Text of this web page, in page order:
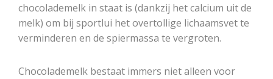
chocolademelk in staat is (dankzij het calcium uit de
melk) om bij sportlui het overtollige lichaamsvet te
verminderen en de spiermassa te vergroten.
Chocolademelk bestaat immers niet alleen voor